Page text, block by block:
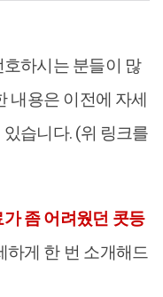
하시는 분들이 많
내용은 이전에 자세
습니다. (위 링크를
좀 어려웠던 콧등
하게 한 번 소개해드